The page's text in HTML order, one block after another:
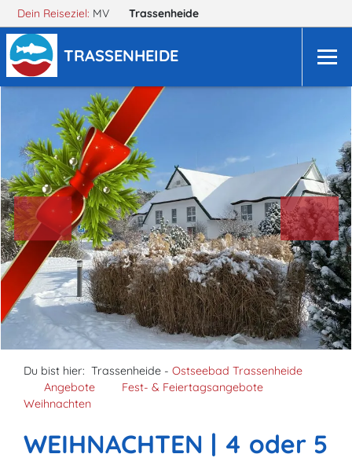
Dein Reiseziel: MV Trassenheide
TRASSENHEIDE
Du bist hier: Trassenheide - Ostseebad Trassenheide
Angebote
Fest- & Feiertagsangebote
Weihnachten
WEIHNACHTEN | 4 oder 5